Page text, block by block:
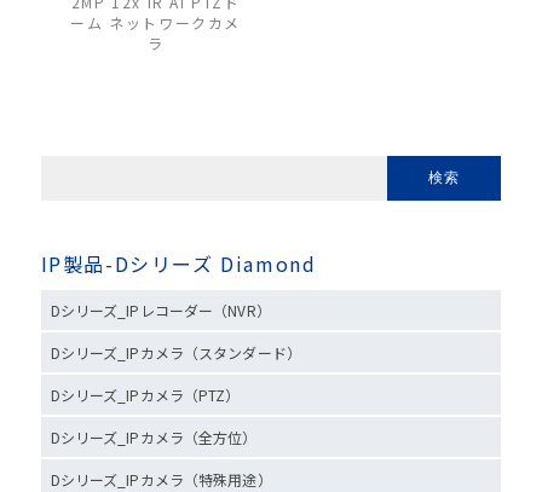
ーム ネットワークカメ
ラ
IP製品-Dシリーズ Diamond
Dシリーズ_IPレコーダー（NVR）
Dシリーズ_IPカメラ（スタンダード）
Dシリーズ_IPカメラ（PTZ）
Dシリーズ_IPカメラ（全方位）
Dシリーズ_IPカメラ（特殊用途）